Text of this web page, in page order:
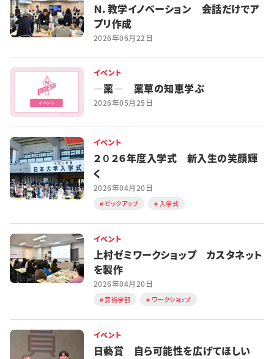
Ｎ．教学イノベーション 会話だけでア
プリ作成
2026年06月22日
イベント
―薬― 薬草の知恵学ぶ
2026年05月25日
イベント
２０２６年度入学式 新入生の笑顔輝
く
2026年04月20日
ピックアップ 入学式
イベント
上村ゼミワークショップ カスタネット
を製作
2026年04月20日
芸術学部 ワークショップ
イベント
日藝賞 自ら可能性を広げてほしい